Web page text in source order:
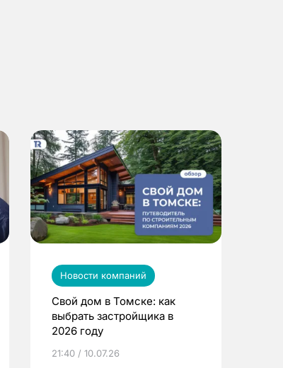
Новости компаний
Свой дом в Томске: как
выбрать застройщика в
2026 году
21:40 / 10.07.26